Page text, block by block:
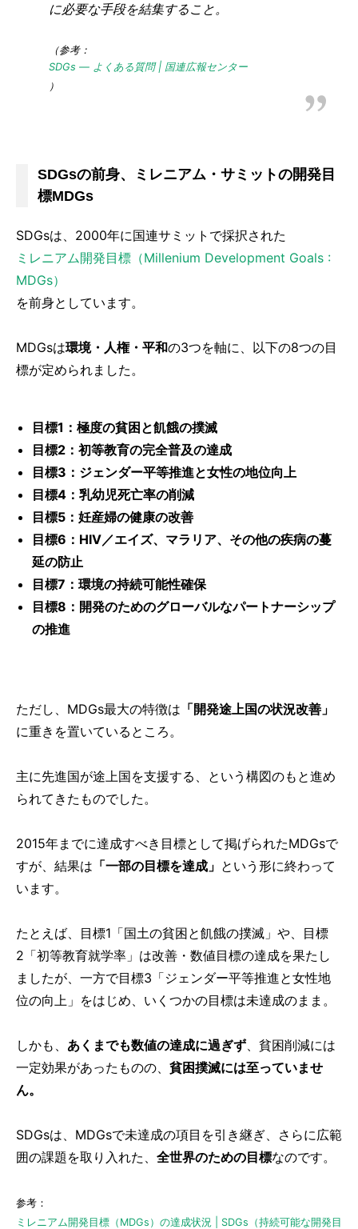
に必要な手段を結集すること。
（参考：
SDGs ― よくある質問 | 国連広報センター
）
SDGsの前身、ミレニアム・サミットの開発目
標MDGs
SDGsは、2000年に国連サミットで採択された
ミレニアム開発目標（Millenium Development Goals :
MDGs）
を前身としています。
MDGsは環境・人権・平和の3つを軸に、以下の8つの目
標が定められました。
目標1：極度の貧困と飢餓の撲滅
目標2：初等教育の完全普及の達成
目標3：ジェンダー平等推進と女性の地位向上
目標4：乳幼児死亡率の削減
目標5：妊産婦の健康の改善
目標6：HIV／エイズ、マラリア、その他の疾病の蔓
延の防止
目標7：環境の持続可能性確保
目標8：開発のためのグローバルなパートナーシップ
の推進
ただし、MDGs最大の特徴は 「開発途上国の状況改善」
に重きを置いているところ。
主に先進国が途上国を支援する、という構図のもと進め
られてきたものでした。
2015年までに達成すべき目標として掲げられたMDGsで
すが、結果は 「一部の目標を達成」 という形に終わって
います。
たとえば、目標1「国土の貧困と飢餓の撲滅」や、目標
2「初等教育就学率」は改善・数値目標の達成を果たし
ましたが、一方で目標3「ジェンダー平等推進と女性地
位の向上」をはじめ、いくつかの目標は未達成のまま。
しかも、 あくまでも数値の達成に過ぎず 、貧困削減には
一定効果があったものの、 貧困撲滅には至っていませ
ん。
SDGsは、MDGsで未達成の項目を引き継ぎ、さらに広範
囲の課題を取り入れた、 全世界のための目標なのです。
参考：
ミレニアム開発目標（MDGs）の達成状況 | SDGs（持続可能な開発目